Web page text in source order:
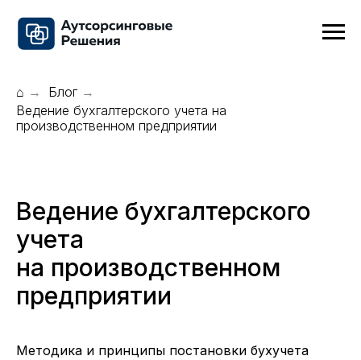
⌂ → Блог →
Ведение бухгалтерского учета на
производственном предприятии
Ведение бухгалтерского
учета
на производственном
предприятии
Методика и принципы постановки бухучета